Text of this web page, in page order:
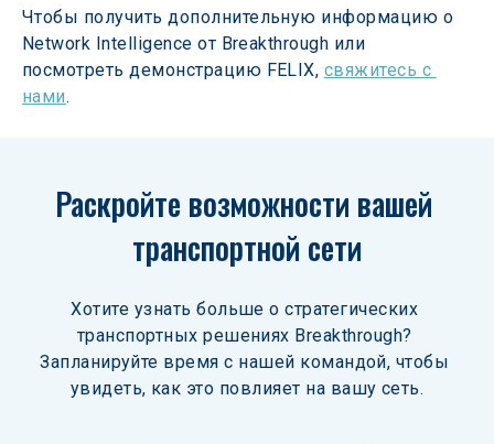
Чтобы получить дополнительную информацию о
Network Intelligence от Breakthrough или
посмотреть демонстрацию FELIX, свяжитесь с
нами.
Раскройте возможности вашей
транспортной сети
Хотите узнать больше о стратегических
транспортных решениях Breakthrough?
Запланируйте время с нашей командой, чтобы
увидеть, как это повлияет на вашу сеть.